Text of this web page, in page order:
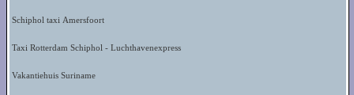
Schiphol taxi Amersfoort
Taxi Rotterdam Schiphol - Luchthavenexpress
Vakantiehuis Suriname